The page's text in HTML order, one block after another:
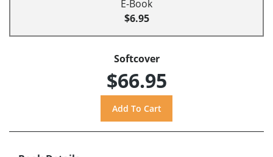
E-Book
$6.95
Softcover
$66.95